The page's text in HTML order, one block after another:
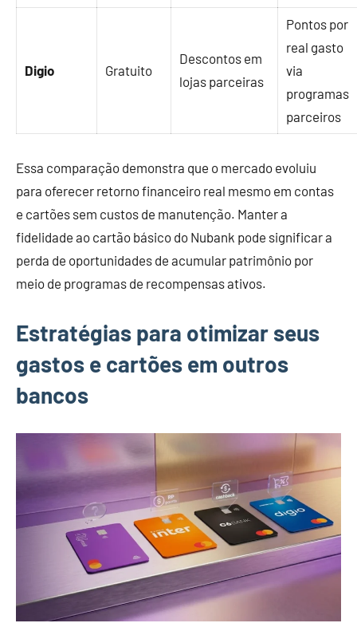
Digio Gratuito
Descontos em
lojas parceiras
Pontos por
real gasto
via
programas
parceiros
Essa comparação demonstra que o mercado evoluiu
para oferecer retorno financeiro real mesmo em contas
e cartões sem custos de manutenção. Manter a
fidelidade ao cartão básico do Nubank pode significar a
perda de oportunidades de acumular patrimônio por
meio de programas de recompensas ativos.
Estratégias para otimizar seus
gastos e cartões em outros
bancos